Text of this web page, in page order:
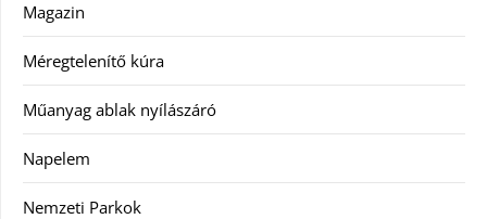
Magazin
Méregtelenítő kúra
Műanyag ablak nyílászáró
Napelem
Nemzeti Parkok